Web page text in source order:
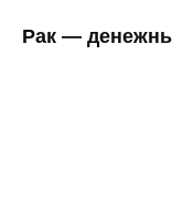
Рак —